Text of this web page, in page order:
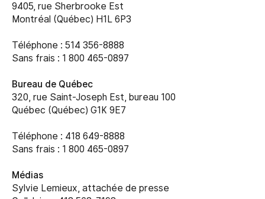
9405, rue Sherbrooke Est
Montréal (Québec) H1L 6P3
Téléphone : 514 356-8888
Sans frais : 1 800 465-0897
Bureau de Québec
320, rue Saint-Joseph Est, bureau 100
Québec (Québec) G1K 9E7
Téléphone : 418 649-8888
Sans frais : 1 800 465-0897
Médias
Sylvie Lemieux, attachée de presse